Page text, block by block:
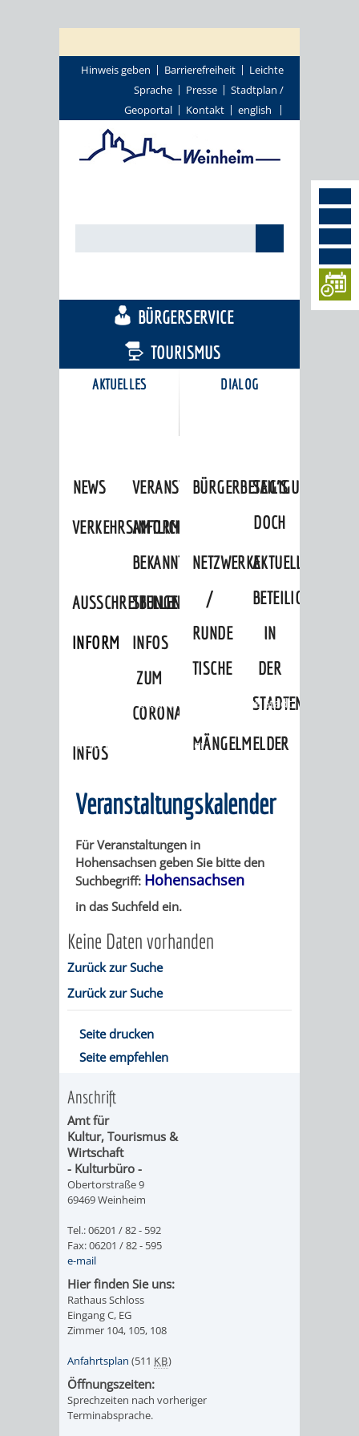
Hinweis geben Barrierefreiheit
Leichte
Sprache
Presse
Stadtplan /
Geoportal
Kontakt english
AKTUELLES
NEWS
VERANSTALTUNGSKALENDER
VERKEHRSINFORMATIONEN
AMTLICHE
BEKANNTMACHUNGEN
AUSSCHREIBUNGEN
INFORMATIONSPFLICHTEN
STELLENANGEBOTE
INFOS
ZUM
CORONAVIRUS
INFOS
ZUR
DIALOG
BÜRGERBETEILIGUNG
SAG'S
DOCH
NETZWERKE
/
RUNDE
TISCHE
AKTUELLE
BETEILIGUNGEN
IN
DER
MÄNGELMELDER
STADTPORTRAIT
ANET
BÜRGERSERVICE
TOURISMUS
KARRIEREPORTAL
»Stadtthemen
Unsere Stadt
Ortschaften »Hohensachsen
Veranstaltungskalender
Veranstaltungskalender
Für Veranstaltungen in
Hohensachsen geben Sie bitte den
Suchbegriff: Hohensachsen
in das Suchfeld ein.
Keine Daten vorhanden
Zurück zur Suche
Zurück zur Suche
Seite drucken
Seite empfehlen
Anschrift
Amt für
Kultur, Tourismus &
Wirtschaft
- Kulturbüro -
Obertorstraße 9
69469 Weinheim
Tel.: 06201 / 82 - 592
Fax: 06201 / 82 - 595
e-mail
Hier finden Sie uns:
Rathaus Schloss
Eingang C, EG
Zimmer 104, 105, 108
Anfahrtsplan (511 KB)
Öffnungszeiten:
Sprechzeiten nach vorheriger
Terminabsprache.